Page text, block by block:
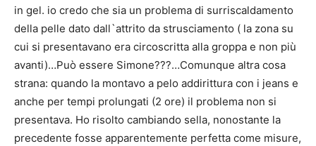
in gel. io credo che sia un problema di surriscaldamento
della pelle dato dall`attrito da strusciamento ( la zona su
cui si presentavano era circoscritta alla groppa e non più
avanti)…Può essere Simone???…Comunque altra cosa
strana: quando la montavo a pelo addirittura con i jeans e
anche per tempi prolungati (2 ore) il problema non si
presentava. Ho risolto cambiando sella, nonostante la
precedente fosse apparentemente perfetta come misure,